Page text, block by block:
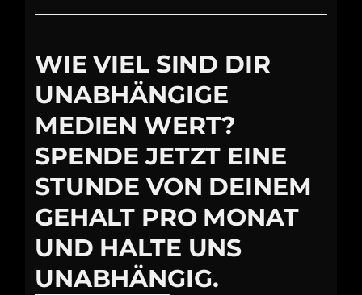
WIE VIEL SIND DIR
UNABHÄNGIGE
MEDIEN WERT?
SPENDE JETZT EINE
STUNDE VON DEINEM
GEHALT PRO MONAT
UND HALTE UNS
UNABHÄNGIG.